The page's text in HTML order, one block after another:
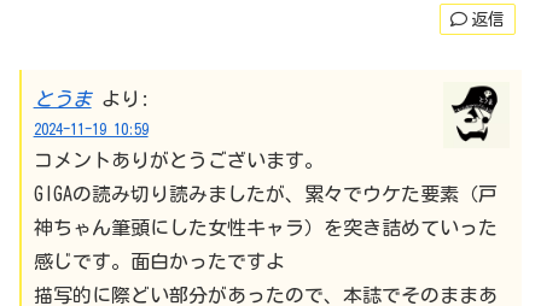
返信
とうま より:
2024-11-19 10:59
コメントありがとうございます。
GIGAの読み切り読みましたが、累々でウケた要素（戸
神ちゃん筆頭にした女性キャラ）を突き詰めていった
感じです。面白かったですよ
描写的に際どい部分があったので、本誌でそのままあ